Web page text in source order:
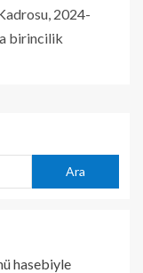
2024-
birincilik
Ara
hasebiyle